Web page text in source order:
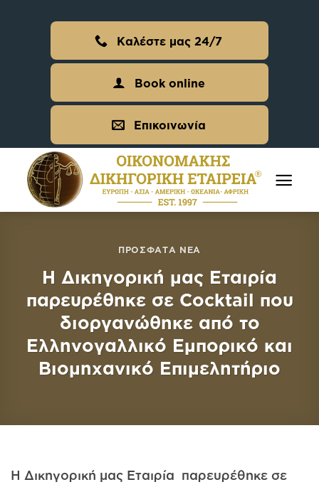
Καλέστε μας 24/7
Book online
Επικοινωνία
ΠΡΌΣΦΑΤΑ ΝΈΑ
H Δικηγορική μας Εταιρία
παρευρέθηκε σε Cocktail που
διοργανώθηκε από το
Ελληνογαλλικό Εμπορικό και
Βιομηχανικό Επιμελητήριο
H Δικηγορική μας Εταιρία παρευρέθηκε σε